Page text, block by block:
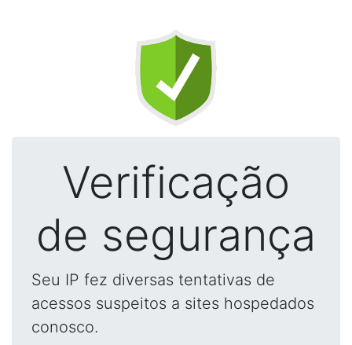
Verificação
de segurança
Seu IP fez diversas tentativas de
acessos suspeitos a sites hospedados
conosco.